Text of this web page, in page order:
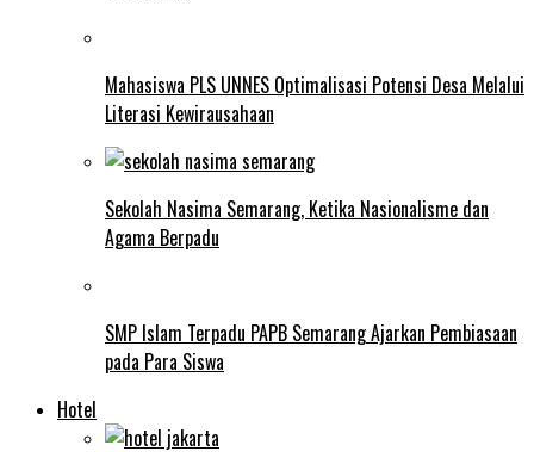
Mahasiswa PLS UNNES Optimalisasi Potensi Desa Melalui
Literasi Kewirausahaan
Sekolah Nasima Semarang, Ketika Nasionalisme dan
Agama Berpadu
SMP Islam Terpadu PAPB Semarang Ajarkan Pembiasaan
pada Para Siswa
Hotel